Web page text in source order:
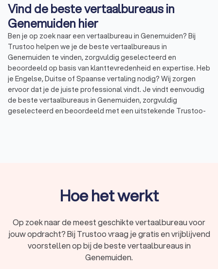
Vind de beste vertaalbureaus in
Genemuiden hier
Ben je op zoek naar een vertaalbureau in Genemuiden? Bij
Trustoo helpen we je de beste vertaalbureaus in
Genemuiden te vinden, zorgvuldig geselecteerd en
beoordeeld op basis van klanttevredenheid en expertise. Heb
je Engelse, Duitse of Spaanse vertaling nodig? Wij zorgen
ervoor dat je de juiste professional vindt. Je vindt eenvoudig
de beste vertaalbureaus in Genemuiden, zorgvuldig
geselecteerd en beoordeeld met een uitstekende Trustoo-
Vind het beste vertaalbureau in Genemuiden
voor jouw vertalingen
Ben je op zoek naar een professioneel vertaalbureau in
Genemuiden voor hoogwaardige vertalingen? Ben je op zoek
Hoe het werkt
Op zoek naar de meest geschikte vertaalbureau voor
jouw opdracht? Bij Trustoo vraag je gratis en vrijblijvend
voorstellen op bij de beste vertaalbureaus in
Genemuiden.